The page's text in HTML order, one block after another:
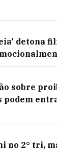
detona
sobre
podem
no 2° tri,